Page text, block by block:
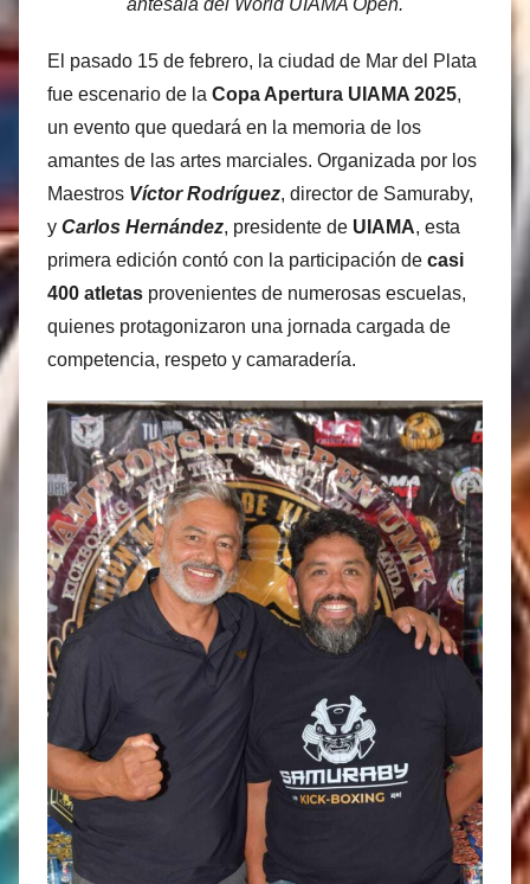
El pasado 15 de febrero, la ciudad de Mar del Plata
fue escenario de la Copa Apertura UIAMA 2025,
un evento que quedará en la memoria de los
amantes de las artes marciales. Organizada por los
Maestros Víctor Rodríguez, director de Samuraby,
y Carlos Hernández, presidente de UIAMA, esta
primera edición contó con la participación de casi
400 atletas provenientes de numerosas escuelas,
quienes protagonizaron una jornada cargada de
competencia, respeto y camaradería.